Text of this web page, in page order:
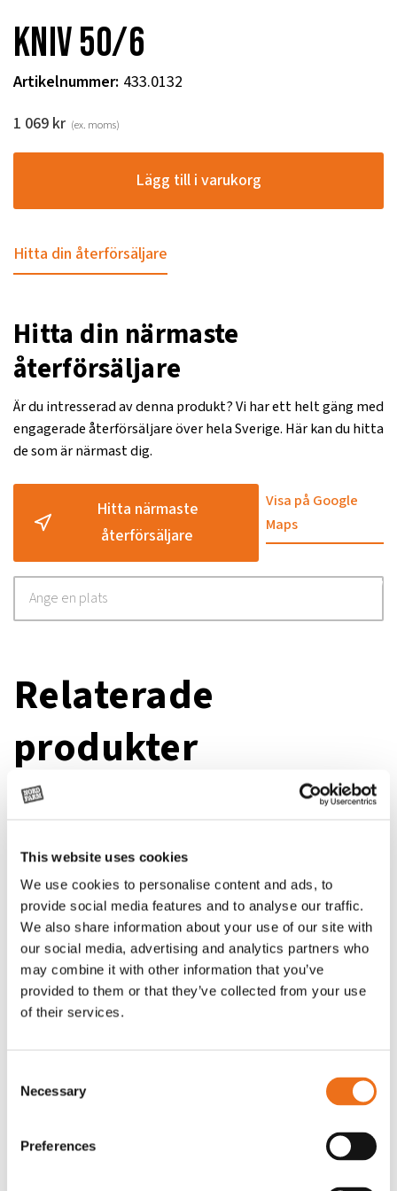
This website uses cookies
We use cookies to personalise content and ads, to
provide social media features and to analyse our traffic.
We also share information about your use of our site with
our social media, advertising and analytics partners who
may combine it with other information that you’ve
provided to them or that they’ve collected from your use
of their services.
Selection
Necessary
Preferences
Kniv 50/6
Artikelnummer: 433.0132
1 069 kr (ex. moms)
Lägg till i varukorg
Hitta din återförsäljare
Hitta din närmaste
återförsäljare
Är du intresserad av denna produkt? Vi har ett helt gäng med
engagerade återförsäljare över hela Sverige. Här kan du hitta
de som är närmast dig.
Hitta närmaste
återförsäljare
Visa på Google
Maps
Relaterade
produkter
35 730kr (ex. moms)